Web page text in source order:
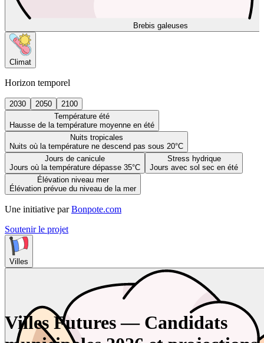
Brebis galeuses
Climat
Horizon temporel
2030 2050
2100
Température été
Hausse de la température moyenne en été
Nuits tropicales
Nuits où la température ne descend pas sous 20°C
Jours de canicule
Jours où la température dépasse 35°C
Stress hydrique
Jours avec sol sec en été
Élévation niveau mer
Élévation prévue du niveau de la mer
Une initiative par Bonpote.com
Soutenir le projet
Villes
Villes Futures — Candidats